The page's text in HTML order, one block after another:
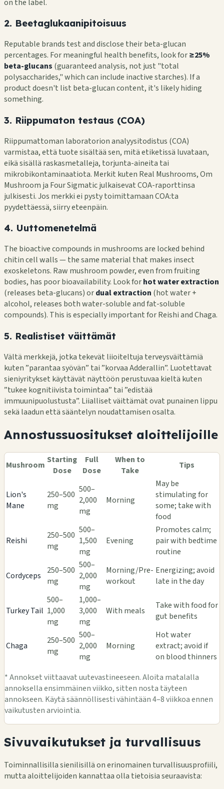
on the label.
2. Beetaglukaanipitoisuus
Reputable brands test and disclose their beta-glucan
percentages. For meaningful health benefits, look for≥25%
beta-glucans (guaranteed analysis, not just "total
polysaccharides," which can include inactive starches). If a
product doesn't list beta-glucan content, it's likely hiding
something.
3. Riippumaton testaus (COA)
Riippumattoman laboratorion analyysitodistus (COA)
varmistaa, että tuote sisältää sen, mitä etiketissä luvataan,
eikä sisällä raskasmetalleja, torjunta-aineita tai
mikrobikontaminaatiota. Merkit kuten Real Mushrooms, Om
Mushroom ja Four Sigmatic julkaisevat COA-raporttinsa
julkisesti. Jos merkki ei pysty toimittamaan COA:ta
pyydettäessä, siirry eteenpäin.
4. Uuttomenetelmä
The bioactive compounds in mushrooms are locked behind
chitin cell walls — the same material that makes insect
exoskeletons. Raw mushroom powder, even from fruiting
bodies, has poor bioavailability. Look forhot water extraction
(releases beta-glucans) ordual extraction (hot water +
alcohol, releases both water-soluble and fat-soluble
compounds). This is especially important for Reishi and Chaga.
5. Realistiset väittämät
Vältä merkkejä, jotka tekevät liioiteltuja terveysväittämiä
kuten ”parantaa syövän” tai ”korvaa Adderallin”. Luotettavat
sieniyritykset käyttävät näyttöön perustuvaa kieltä kuten
”tukee kognitiivista toimintaa” tai ”edistää
immuunipuolustusta”. Liialliset väittämät ovat punainen lippu
sekä laadun että sääntelyn noudattamisen osalta.
Annostussuositukset aloittelijoille
Mushroom Starting
Dose
Full
Dose
When to
Take
Tips
Lion's
Mane
250–500
mg
500–
2,000
mg
Morning
May be
stimulating for
some; take with
food
Reishi
250–500
mg
500–
1,500
mg
Evening
Promotes calm;
pair with bedtime
routine
Cordyceps
250–500
mg
500–
2,000
mg
Morning/Pre-
workout
Energizing; avoid
late in the day
Turkey Tail
500–
1,000
mg
1,000–
3,000
mg
With meals
Take with food for
gut benefits
Chaga
250–500
mg
500–
2,000
mg
Morning
Hot water
extract; avoid if
on blood thinners
* Annokset viittaavat uutevastineeseen. Aloita matalalla
annoksella ensimmäinen viikko, sitten nosta täyteen
annokseen. Käytä säännöllisesti vähintään 4–8 viikkoa ennen
vaikutusten arviointia.
Sivuvaikutukset ja turvallisuus
Toiminnallisilla sienilisillä on erinomainen turvallisuusprofiili,
mutta aloittelijoiden kannattaa olla tietoisia seuraavista: